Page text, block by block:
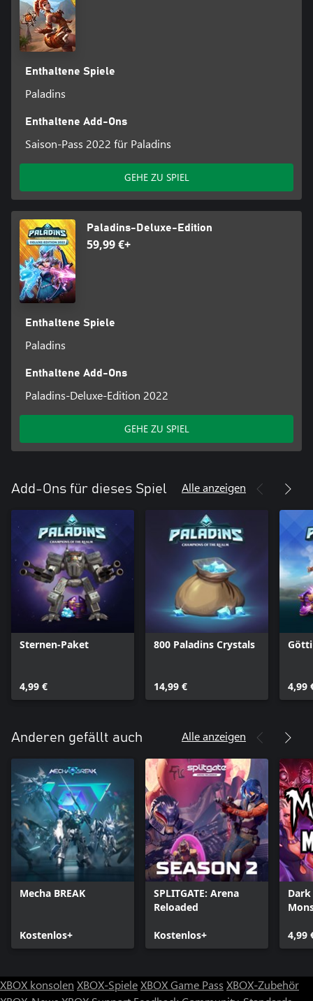
Enthaltene Spiele
Paladins
Enthaltene Add-Ons
Saison-Pass 2022 für Paladins
GEHE ZU SPIEL
Paladins-Deluxe-Edition
59,99 €+
Enthaltene Spiele
Paladins
Enthaltene Add-Ons
Paladins-Deluxe-Edition 2022
GEHE ZU SPIEL
Add-Ons für dieses Spiel Alle anzeigen
Sternen-Paket
4,99 €
800 Paladins Crystals
14,99 € 4,99
Anderen gefällt auch Alle anzeigen
Mecha BREAK
Kostenlos+
SPLITGATE: Arena
Reloaded
Kostenlos+ 4,99
XBOX konsolen XBOX-SpieleXBOX Game Pass XBOX-Zubehör